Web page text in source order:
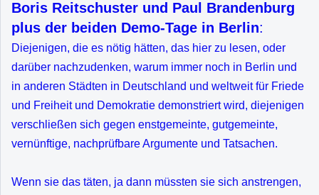
Boris Reitschuster und Paul Brandenburg
plus der beiden Demo-Tage in Berlin:
Diejenigen, die es nötig hätten, das hier zu lesen, oder
darüber nachzudenken, warum immer noch in Berlin und
in anderen Städten in Deutschland und weltweit für Friede
und Freiheit und Demokratie demonstriert wird, diejenigen
verschließen sich gegen enstgemeinte, gutgemeinte,
vernünftige, nachprüfbare Argumente und Tatsachen.
Wenn sie das täten, ja dann müssten sie sich anstrengen,